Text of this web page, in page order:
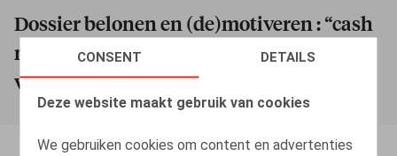
CONSENT DETAILS
Deze website maakt gebruik van cookies
We gebruiken cookies om content en advertenties
Dossier belonen en (de)motiveren : “cash
motiveert weliswaar kortstondig, maar
wel telkens opnieuw”.